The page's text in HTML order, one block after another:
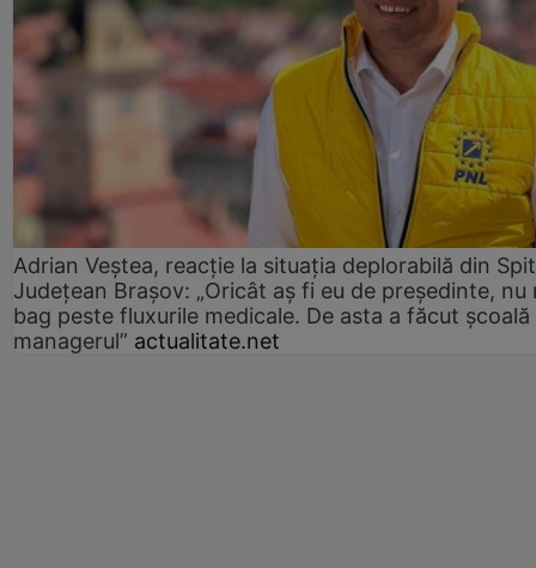
Adrian Veștea, reacție la situația deplorabilă din
Județean Brașov: „Oricât aș fi eu de președinte, nu
bag peste fluxurile medicale. De asta a făcut școală
managerul” actualitate.net